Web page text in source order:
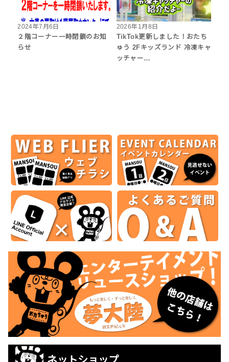
2024年7月6日
２階コーナー一時閉鎖のお知
らせ
2026年1月8日
TikTok更新しました！おたち
ゅう 2Fキッズランド 冷凍キャ
ッチャー…